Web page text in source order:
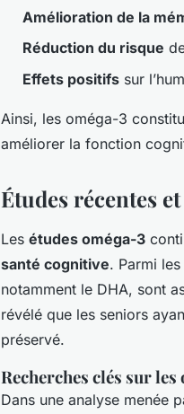
Amélioration de la
Réduction du risque
Effets positifs sur
Ainsi, les oméga-3
améliorer la fonction
Études récentes
Les études oméga-3
santé cognitive. Parmi
notamment le DHA, sont
révélé que les seniors
préservé.
Recherches clés sur
Dans une analyse menée